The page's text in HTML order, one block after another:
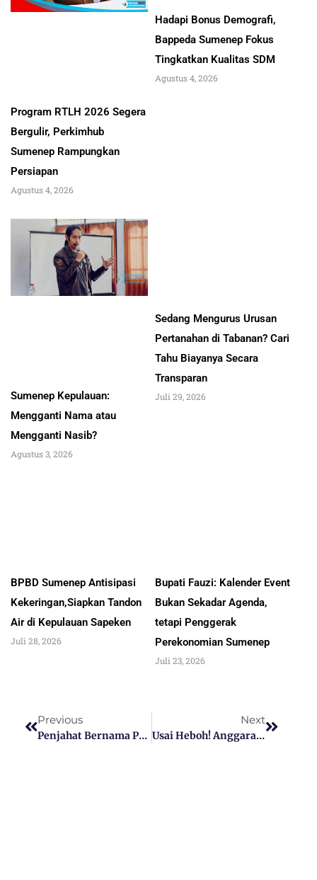
Program RTLH 2026 Segera
Bergulir, Perkimhub
Sumenep Rampungkan
Persiapan
Agustus 4, 2026
Hadapi Bonus Demografi,
Bappeda Sumenep Fokus
Tingkatkan Kualitas SDM
Agustus 4, 2026
Sumenep Kepulauan:
Mengganti Nama atau
Mengganti Nasib?
Agustus 3, 2026
Sedang Mengurus Urusan
Pertanahan di Tabanan? Cari
Tahu Biayanya Secara
Transparan
Juli 29, 2026
BPBD Sumenep Antisipasi
Kekeringan,Siapkan Tandon
Air di Kepulauan Sapeken
Juli 28, 2026
Bupati Fauzi: Kalender Event
Bukan Sekadar Agenda,
tetapi Penggerak
Perekonomian Sumenep
Juli 23, 2026
Previous
Penjahat Bernama Prabowo
Next
Usai Heboh! Anggaran 8,2Miliar Untuk Publikasi Media Diduga Akan Dialihkan Ke Tiktoker